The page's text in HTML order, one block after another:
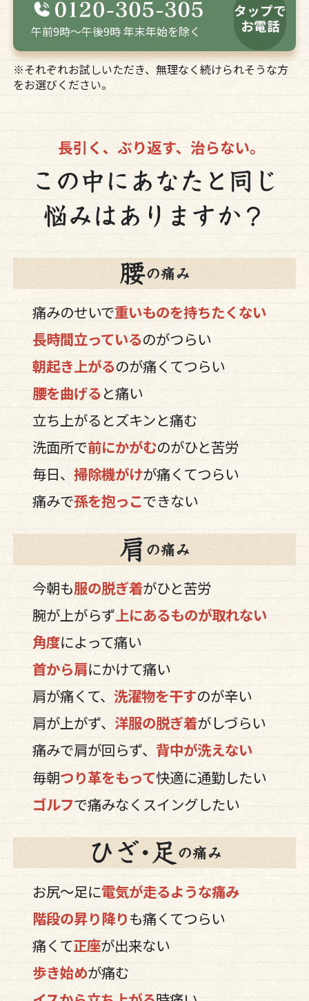
午前9時～午後9時 年末年始を除く
タップで
お電話
※それぞれお試しいただき、無理なく続けられそうな方
をお選びください。
痛みのせいで重いものを持ちたくない
長時間立っているのがつらい
朝起き上がるのが痛くてつらい
腰を曲げる と痛い
立ち上がるとズキンと痛む
洗面所で前にかがむのがひと苦労
毎日、掃除機がけが痛くてつらい
痛みで孫を抱っこできない
今朝も服の脱ぎ着がひと苦労
腕が上がらず上にあるものが取れない
角度によって痛い
首から肩にかけて痛い
肩が痛くて、洗濯物を干すのが辛い
肩が上がず、 洋服の脱ぎ着がしづらい
痛みで肩が回らず、 背中が洗えない
毎朝つり革をもって快適に通勤したい
ゴルフで痛みなくスイングしたい
お尻～足に電気が走るような痛み
階段の昇り降りも痛くてつらい
痛くて正座が出来ない
歩き始めが痛む